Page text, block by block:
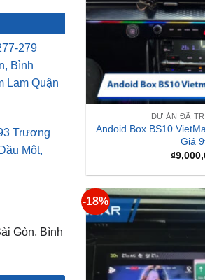
279
Bình
Lam Quận
Trương
Một,
Gòn, Bình
DỰ ÁN ĐÃ
Andoid Box BS10
Giá
₫
-18%